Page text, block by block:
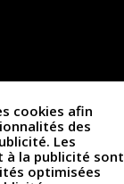
cookies afin
des
Les
à la publicité sont
optimisées